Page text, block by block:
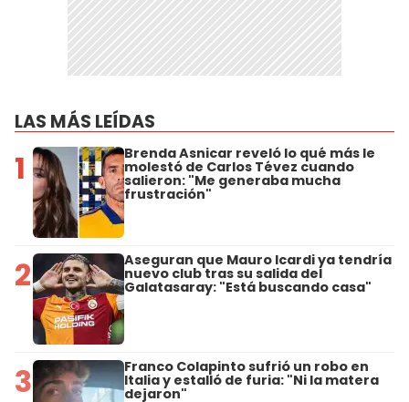
LAS MÁS LEÍDAS
1 Brenda Asnicar reveló lo qué más le
molestó de Carlos Tévez cuando
salieron: "Me generaba mucha
frustración"
2 Aseguran que Mauro Icardi ya tendría
nuevo club tras su salida del
Galatasaray: "Está buscando casa"
3 Franco Colapinto sufrió un robo en
Italia y estalló de furia: "Ni la matera
dejaron"